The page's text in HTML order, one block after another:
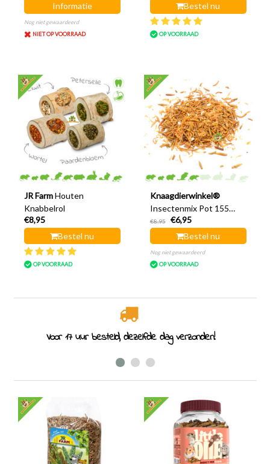
Informatie
Nog niet gewaardeerd
NIET OP VOORRAAD
Bestel nu
OP VOORRAAD
JR Farm Houten
Knabbelrol
€8,95
Bestel nu
OP VOORRAAD
Knaagdierwinkel®
Insectenmix Pot 155
gram
€8,95
€6,95
Bestel nu
Nog niet gewaardeerd
OP VOORRAAD
Voor 17 uur besteld, dezelfde dag verzonden!